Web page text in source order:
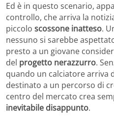
Ed è in questo scenario,
controllo, che arriva la
piccolo scossone inatteso.
nessuno si sarebbe
presto a un giovane
del progetto nerazzurro.
quando un calciatore arriva
destinato a un percorso di
centro del mercato crea
inevitabile disappunto.